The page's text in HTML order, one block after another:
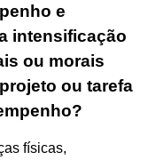
e
intensificação
ou morais
ou tarefa
físicas,